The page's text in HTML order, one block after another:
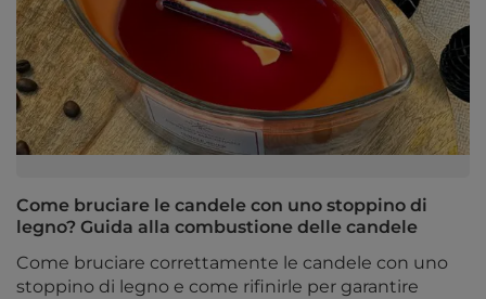
Come bruciare le candele con uno stoppino di
legno? Guida alla combustione delle candele
Come bruciare correttamente le candele con uno
stoppino di legno e come rifinirle per garantire